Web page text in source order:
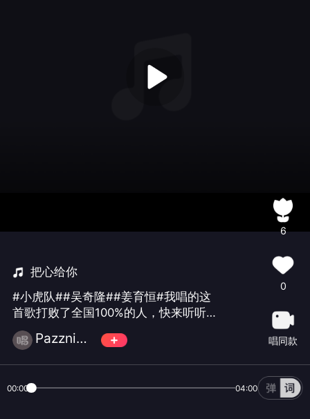
把心给你
#小虎队##吴奇隆##姜育恒#我唱的这
首歌打败了全国100%的人，快来听听
吧。
Pazzni☄️萬♾️歌
6
0
唱同款
00:00 04:00